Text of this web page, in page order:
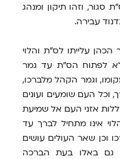
סגור, וזהו תיקון ומנהג
עבירה.
עלייתו לס"ת והלוי
לפתוח הס"ת עד גמר
וגמר הקהל מלברכו,
וכל העם שומעים ועונים
אזני העם אל שמיעת
אינו מתחיל לברך עד
וכן שאר העולים עושים
גם באלו בעת הברכה